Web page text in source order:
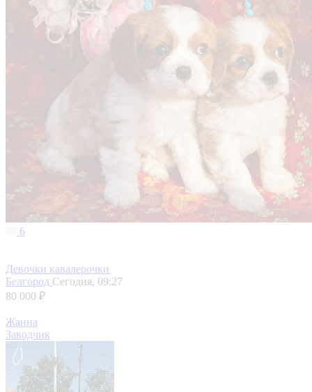
6
Девочки кавалерочки
Белгород Сегодня, 09:27
80 000 ₽
Жанна
Заводчик